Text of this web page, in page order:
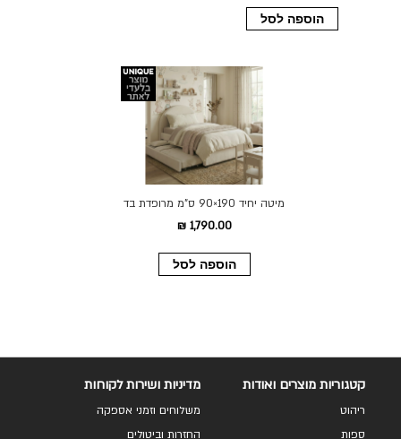
הוספה לסל
מיטה יחיד 190×90 ס"מ מרופדת בד
רחיץ עם מיטת חבר דגם פטיו בגוון
1,790.00 ₪
הוספה לסל
קטגוריות מוצרים ואודות
ריהוט
ספות
מדיניות ושירות לקוחות
משלוחים וזמני אספקה
החזרות וביטולים